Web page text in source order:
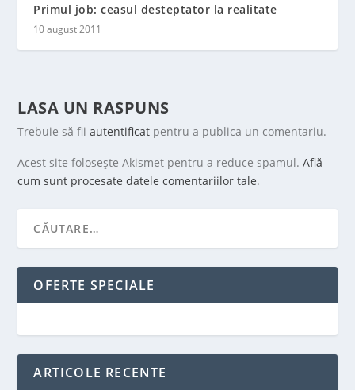
Primul job: ceasul desteptator la realitate
10 august 2011
LASA UN RASPUNS
Trebuie să fiiautentificat pentru a publica un comentariu.
Acest site folosește Akismet pentru a reduce spamul.Află
cum sunt procesate datele comentariilor tale.
OFERTE SPECIALE
ARTICOLE RECENTE